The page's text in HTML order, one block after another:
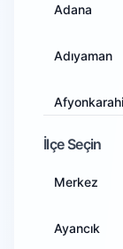
Adana
Adıyaman
Ağrı
Ankara
İlçe Seçin
Merkez
Ayancık